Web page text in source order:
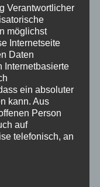
Form
Verantwortlicher
möglichst
Internetseite
Daten
Internetbasierte
ein absoluter
kann. Aus
Person
auf
telefonisch, an